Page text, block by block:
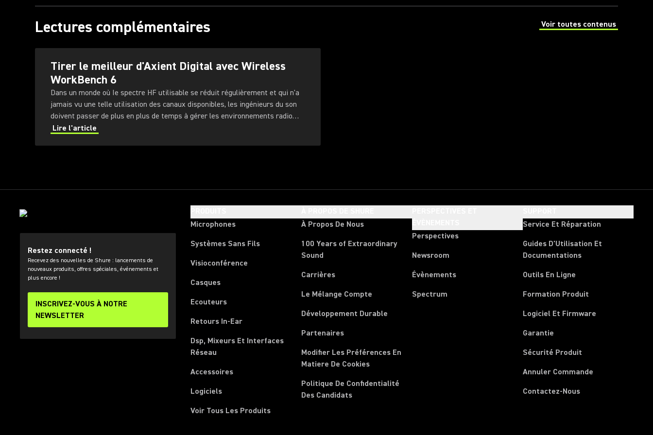
Lectures complémentaires Voir toutes contenus
(Opens in a new tab)
Tirer le meilleur d'Axient Digital avec Wireless
WorkBench 6
Dans un monde où Ie spectre HF utilisable se réduit régulièrement et qui n'a
jamais vu une telle utilisation des canaux disponibles, les ingénieurs du son
doivent passer de plus en plus de temps à gérer les environnements radio
fréquence (RF) dans lesquels ils évoluent.
Lire l'article
Restez connecté !
Recevez des nouvelles de Shure : lancements de
nouveaux produits, offres spéciales, événements et
plus encore !
INSCRIVEZ-VOUS À NOTRE
NEWSLETTER
Microphones
Systèmes Sans Fils
Visioconférence
Casques
Ecouteurs
Retours In-Ear
Dsp, Mixeurs Et Interfaces
Réseau
Accessoires
Logiciels
Voir Tous Les Produits
À Propos De Nous
100 Years of Extraordinary
Sound
Carrières
Le Mélange Compte
Développement Durable
Partenaires
Modifier Les Préférences En
Matiere De Cookies
Politique De Confidentialité
Des Candidats
Perspectives
Newsroom
Évènements
Spectrum
Service Et Réparation
Guides D'Utilisation Et
Documentations
Outils En Ligne
Formation Produit
Logiciel Et Firmware
Garantie
Sécurité Produit
Annuler Commande
Contactez-Nous